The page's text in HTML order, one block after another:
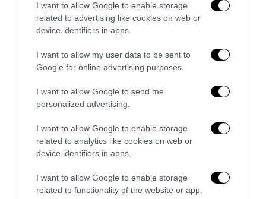
I want to allow Google to enable storage
related to advertising like cookies on web or
device identifiers in apps.
I want to allow my user data to be sent to
Google for online advertising purposes.
I want to allow Google to send me
personalized advertising.
I want to allow Google to enable storage
related to analytics like cookies on web or
device identifiers in apps.
I want to allow Google to enable storage
related to functionality of the website or app.
Montecitorio: palo clamoroso del Pd
5 Agosto 2026